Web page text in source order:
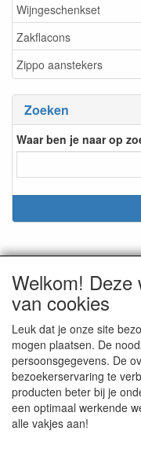
Wijngeschenkset
Zakflacons
Zippo aanstekers
Zoeken
Waar ben je naar op
Korte Molenstraat 20
5431DT Cuijk a/d Maas
E-mail:
Telefoon: +31 (0) 485-
SOCIALE MEDIA
Welkom! Deze
van cookies
Leuk dat je onze site
mogen plaatsen. De
persoonsgegevens. De
bezoekerservaring te
producten beter bij je
een optimaal werkende
alle vakjes aan!